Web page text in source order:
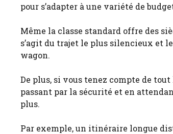
pour s’adapter à une variété de
Même la classe standard offre des
s’agit du trajet le plus silencieux et
wagon.
De plus, si vous tenez compte de
passant par la sécurité et en
plus.
Par exemple, un itinéraire longue